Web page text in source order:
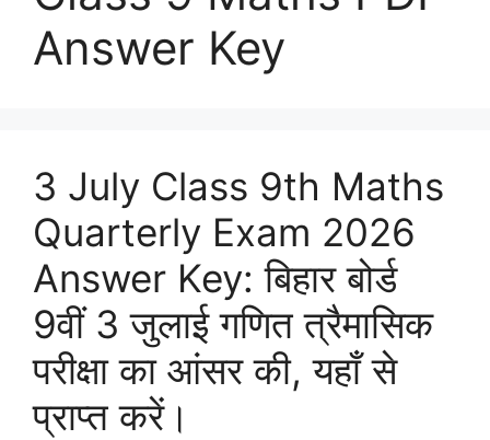
Answer Key
3 July Class 9th Maths
Quarterly Exam 2026
Answer Key: बिहार बोर्ड
9वीं 3 जुलाई गणित त्रैमासिक
परीक्षा का आंसर की, यहाँ से
प्राप्त करें।